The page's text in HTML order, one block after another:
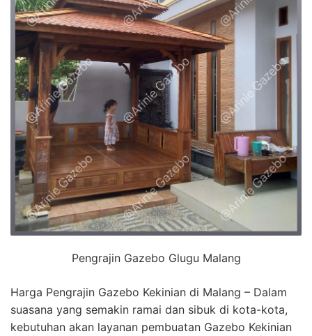
Pengrajin Gazebo Glugu Malang
Harga Pengrajin Gazebo Kekinian di Malang – Dalam
suasana yang semakin ramai dan sibuk di kota-kota,
kebutuhan akan layanan pembuatan Gazebo Kekinian